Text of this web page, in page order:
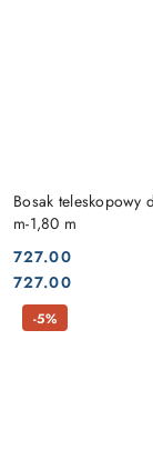
Bosak teleskopowy
m-1,80 m
Cena:
727.00
Cena:
727.00
-5%